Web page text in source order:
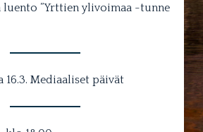
luento ”Yrttien ylivoimaa -tunne
16.3. Mediaaliset päivät